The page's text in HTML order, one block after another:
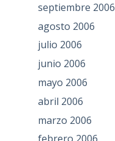
septiembre 2006
agosto 2006
julio 2006
junio 2006
mayo 2006
abril 2006
marzo 2006